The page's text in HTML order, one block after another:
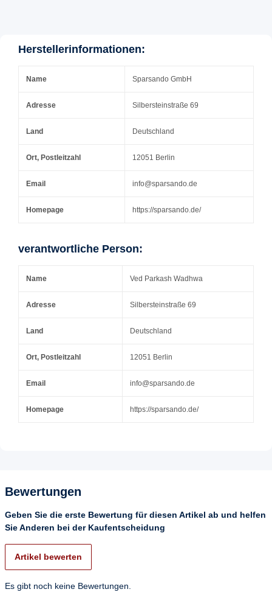
Herstellerinformationen:
Name Sparsando GmbH
Adresse Silbersteinstraße 69
Land Deutschland
Ort, Postleitzahl 12051 Berlin
Email info@sparsando.de
Homepage https://sparsando.de/
verantwortliche Person:
Name Ved Parkash Wadhwa
Adresse Silbersteinstraße 69
Land Deutschland
Ort, Postleitzahl 12051 Berlin
Email info@sparsando.de
Homepage https://sparsando.de/
Bewertungen
Geben Sie die erste Bewertung für diesen Artikel ab und helfen
Sie Anderen bei der Kaufentscheidung
Artikel bewerten
Es gibt noch keine Bewertungen.